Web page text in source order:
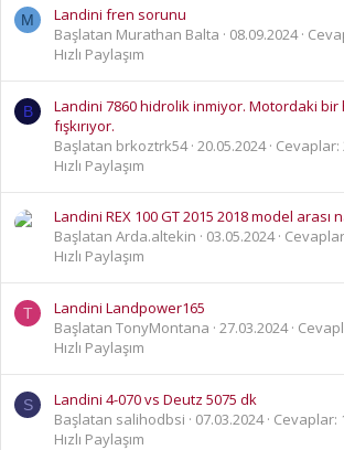
M
Landini fren sorunu
Başlatan Murathan Balta
08.09.2024
Hızlı Paylaşım
B
Landini 7860 hidrolik inmiyor. Motordaki
fışkırıyor.
Başlatan brkoztrk54 20.05.2024 Cevaplar:
Hızlı Paylaşım
Landini REX 100 GT 2015 2018 model arası
Başlatan Arda.altekin
03.05.2024
Hızlı Paylaşım
T
Landini Landpower165
Başlatan TonyMontana 27.03.2024
Hızlı Paylaşım
S
Landini 4-070 vs Deutz 5075 dk
Başlatan salihodbsi
07.03.2024 Cevaplar:
Hızlı Paylaşım